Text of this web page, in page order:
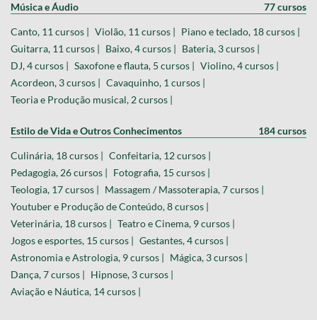
Música e Áudio 77 cursos
Canto, 11 cursos | Violão, 11 cursos | Piano e teclado, 18 cursos |
Guitarra, 11 cursos | Baixo, 4 cursos | Bateria, 3 cursos |
DJ, 4 cursos | Saxofone e flauta, 5 cursos | Violino, 4 cursos |
Acordeon, 3 cursos | Cavaquinho, 1 cursos |
Teoria e Produção musical, 2 cursos |
Estilo de Vida e Outros Conhecimentos 184 cursos
Culinária, 18 cursos | Confeitaria, 12 cursos |
Pedagogia, 26 cursos | Fotografia, 15 cursos |
Teologia, 17 cursos | Massagem / Massoterapia, 7 cursos |
Youtuber e Produção de Conteúdo, 8 cursos |
Veterinária, 18 cursos | Teatro e Cinema, 9 cursos |
Jogos e esportes, 15 cursos | Gestantes, 4 cursos |
Astronomia e Astrologia, 9 cursos | Mágica, 3 cursos |
Dança, 7 cursos | Hipnose, 3 cursos |
Aviação e Náutica, 14 cursos |